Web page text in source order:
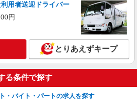
用者送迎ドライバー
円
とりあえずキープ
る条件で探す
・バイト・パートの求人を探す